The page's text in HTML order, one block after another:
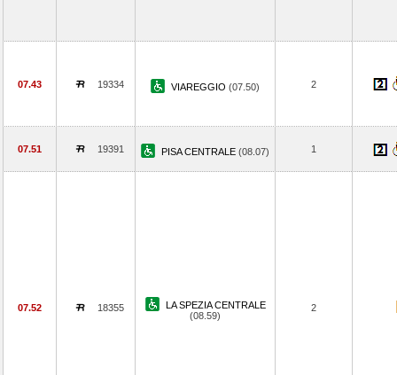
07.43 19334 VIAREGGIO (07.50) 2
07.51 19391 PISA CENTRALE (08.07) 1
07.52 18355
LA SPEZIA CENTRALE
(08.59)
2